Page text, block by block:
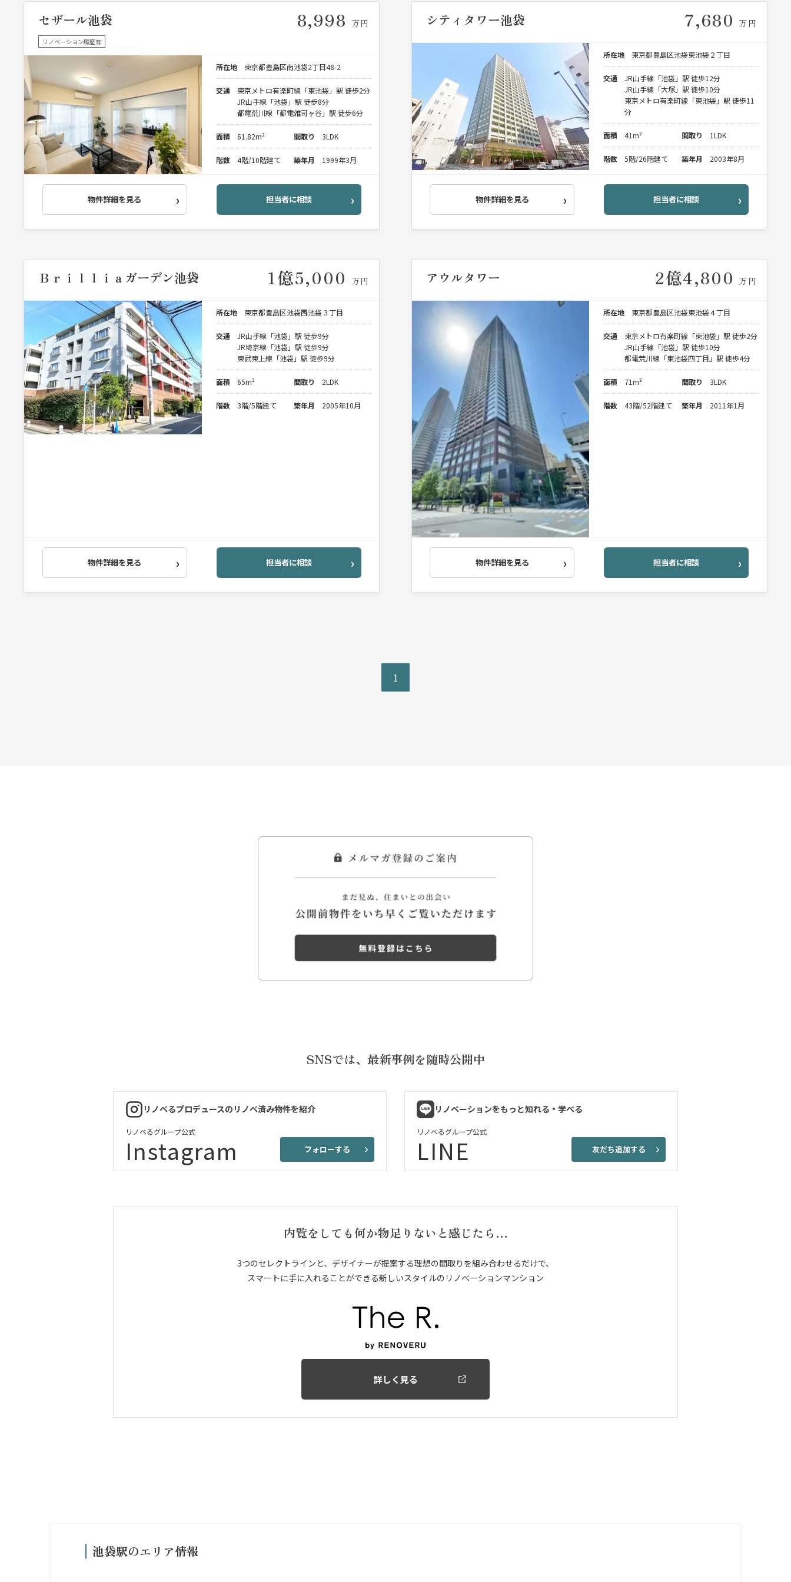
セザール池袋 8,998 万円
リノベーション履歴有
所在地 東京都豊島区南池袋2丁目48-2
交通
東京メトロ有楽町線「東池袋」駅 徒歩2分
JR山手線「池袋」駅 徒歩8分
都電荒川線「都電雑司ヶ谷」駅 徒歩6分
面積 61.82m² 間取り 3LDK
階数 4階/10階建て 築年月 1999年3月
物件詳細を見る 担当者に相談
シティタワー池袋 7,680 万円
所在地 東京都豊島区池袋東池袋２丁目
交通
JR山手線「池袋」駅 徒歩12分
JR山手線「大塚」駅 徒歩10分
東京メトロ有楽町線「東池袋」駅 徒歩11
分
面積 41m² 間取り 1LDK
階数 5階/26階建て 築年月 2003年8月
物件詳細を見る 担当者に相談
Ｂｒｉｌｌｉａガーデン池袋 1億5,000 万円
所在地 東京都豊島区池袋西池袋３丁目
交通
JR山手線「池袋」駅 徒歩9分
JR埼京線「池袋」駅 徒歩9分
東武東上線「池袋」駅 徒歩9分
面積 65m² 間取り 2LDK
階数 3階/5階建て 築年月 2005年10月
物件詳細を見る 担当者に相談
アウルタワー 2億4,800 万円
所在地 東京都豊島区池袋東池袋４丁目
交通
東京メトロ有楽町線「東池袋」駅 徒歩2分
JR山手線「池袋」駅 徒歩10分
都電荒川線「東池袋四丁目」駅 徒歩4分
面積 71m² 間取り 3LDK
階数 43階/52階建て 築年月 2011年1月
物件詳細を見る 担当者に相談
1
SNSでは、 最新事例を随時公開中
リノベるプロデュースのリノベ済み物件を紹介
リノベるグループ公式
Instagram フォローする
リノベーションをもっと知れる・学べる
リノベるグループ公式
LINE 友だち追加する
内覧をしても何か物足りないと感じたら…
3つのセレクトラインと、デザイナーが提案する理想の間取りを組み合わせるだけで、
スマートに手に入れることができる新しいスタイルのリノベーションマンション
詳しく見る
池袋駅のエリア情報